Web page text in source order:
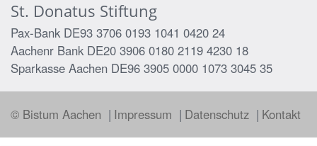
St. Donatus Stiftung
Pax-Bank DE93 3706 0193 1041 0420 24
Aachenr Bank DE20 3906 0180 2119 4230 18
Sparkasse Aachen DE96 3905 0000 1073 3045 35
© Bistum Aachen Impressum Datenschutz Kontakt